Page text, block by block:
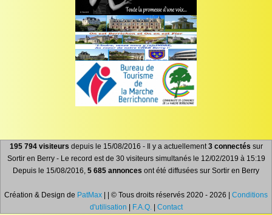
195 794 visiteurs depuis le 15/08/2016 - Il y a actuellement3 connectés sur
Sortir en Berry - Le record est de 30 visiteurs simultanés le 12/02/2019 à 15:19
Depuis le 15/08/2016, 5 685 annonces ont été diffusées sur Sortir en Berry
Création & Design de PatMax | | © Tous droits réservés 2020 - 2026 | Conditions
d'utilisation
F.A.Q.| Contact